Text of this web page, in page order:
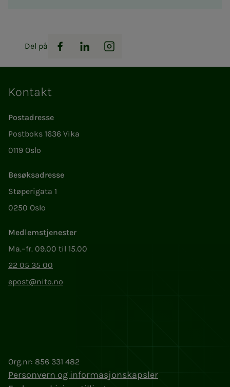
Del på
Facebook
LinkedInInstagram
Kontakt
Postadresse
Postboks 1636 Vika
0119 Oslo
Besøksadresse
Støperigata 1
0250 Oslo
Medlemstjenester
Ma.–fr. 09.00 til 15.00
22 05 35 00
epost@nito.no
Org.nr: 856 331 482
Personvern og informasjonskapsler